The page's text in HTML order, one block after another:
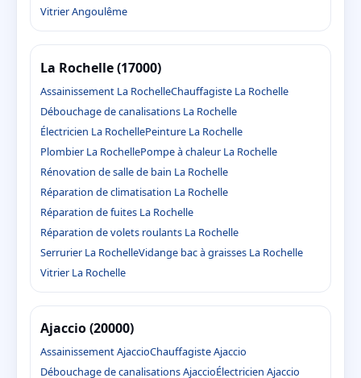
Vitrier Angoulême
La Rochelle (17000)
Assainissement La RochelleChauffagiste La Rochelle
Débouchage de canalisations La Rochelle
Électricien La RochellePeinture La Rochelle
Plombier La RochellePompe à chaleur La Rochelle
Rénovation de salle de bain La Rochelle
Réparation de climatisation La Rochelle
Réparation de fuites La Rochelle
Réparation de volets roulants La Rochelle
Serrurier La RochelleVidange bac à graisses La Rochelle
Vitrier La Rochelle
Ajaccio (20000)
Assainissement AjaccioChauffagiste Ajaccio
Débouchage de canalisations AjaccioÉlectricien Ajaccio